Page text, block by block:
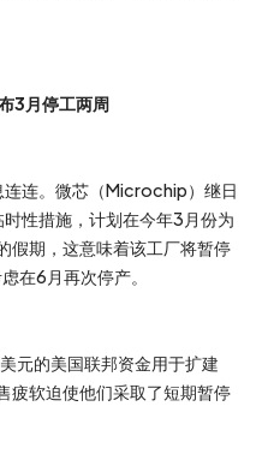
3月停工两周
连。微芯（Microchip）继日
性措施，计划在今年3月份为
假期，这意味着该工厂将暂停
在6月再次停产。
元的美国联邦资金用于扩建
疲软迫使他们采取了短期暂停